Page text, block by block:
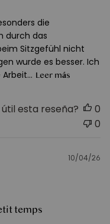
die
durch das
Sitzgefühl nicht
wurde es besser. Ich
Leer más
útil esta reseña?
0
0
temps
10/04/26